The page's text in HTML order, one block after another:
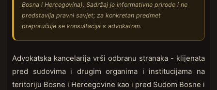
Bosna i Hercegovina). Sadržaj je informativne prirode i ne
predstavlja pravni savjet; za konkretan predmet
preporučuje se konsultacija s advokatom.
Advokatska kancelarija vrši odbranu stranaka - klijenata
pred sudovima i drugim organima i institucijama na
teritoriju Bosne i Hercegovine kao i pred Sudom Bosne i